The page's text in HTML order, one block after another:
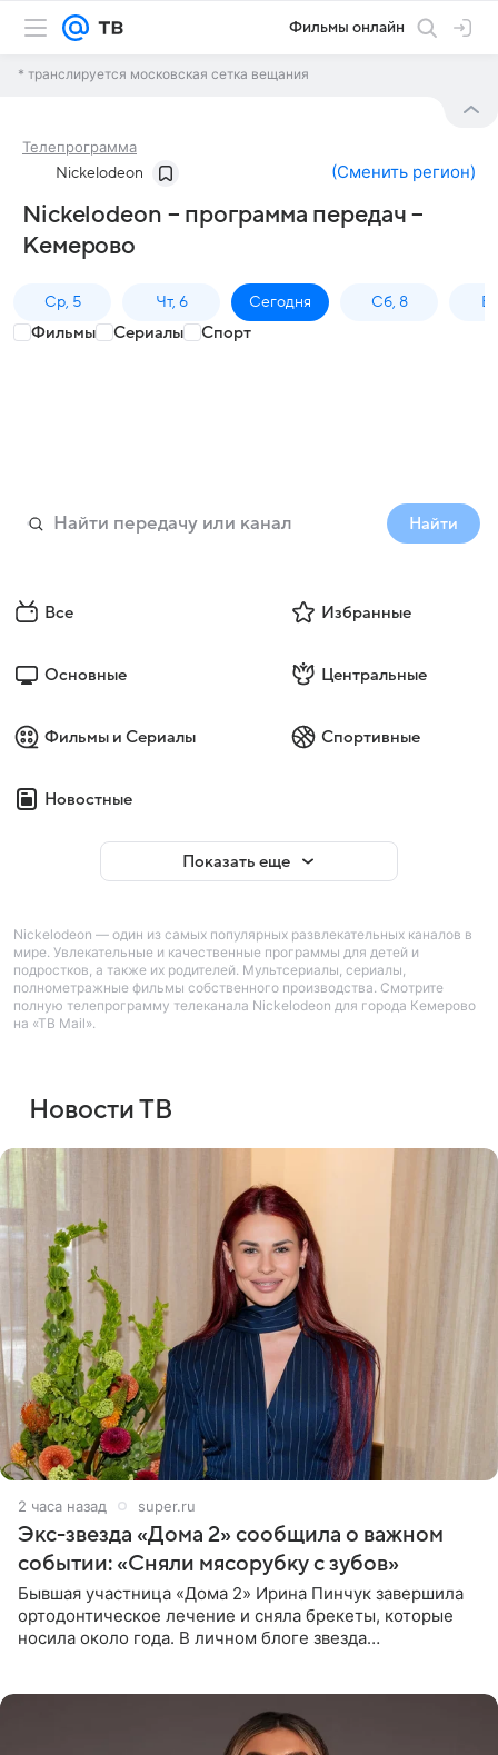
Фильмы онлайн
* транслируется московская сетка вещания
Телепрограмма
Nickelodeon (Сменить регион)
Nickelodeon – программа передач –
Кемерово
Ср, 5 Чт, 6 Сегодня Сб, 8
Фильмы Сериалы Спорт
Найти
Все Избранные
Основные Центральные
Фильмы и Сериалы Спортивные
Новостные
Показать еще
Nickelodeon — один из самых популярных развлекательных каналов в
мире. Увлекательные и качественные программы для детей и
подростков, а также их родителей. Мультсериалы, сериалы,
полнометражные фильмы собственного производства. Смотрите
полную телепрограмму телеканала Nickelodeon для города Кемерово
на «ТВ Mail».
Новости ТВ
2 часа назад super.ru
Экс-звезда «Дома 2» сообщила о важном
событии: «Сняли мясорубку с зубов»
Бывшая участница «Дома 2» Ирина Пинчук завершила
ортодонтическое лечение и сняла брекеты, которые
носила около года. В личном блоге звезда